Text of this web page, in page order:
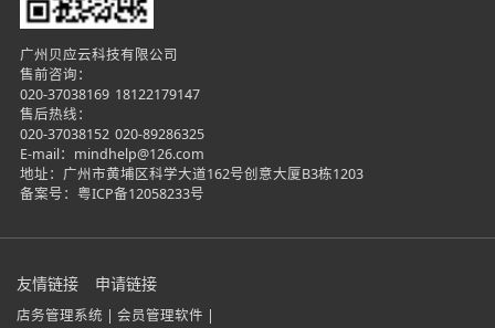
广州贝应云科技有限公司
售前咨询：
020-37038169 18122179147
售后热线：
020-37038152 020-89286325
E-mail：mindhelp@126.com
地址：广州市黄埔区科学大道162号创意大厦B3栋1203
备案号： 粤ICP备12058233号
友情链接 申请链接
店务管理系统 | 会员管理软件 |